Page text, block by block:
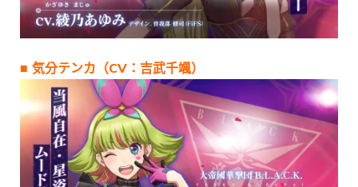
■ 気分テンカ（CV：吉武千颯）